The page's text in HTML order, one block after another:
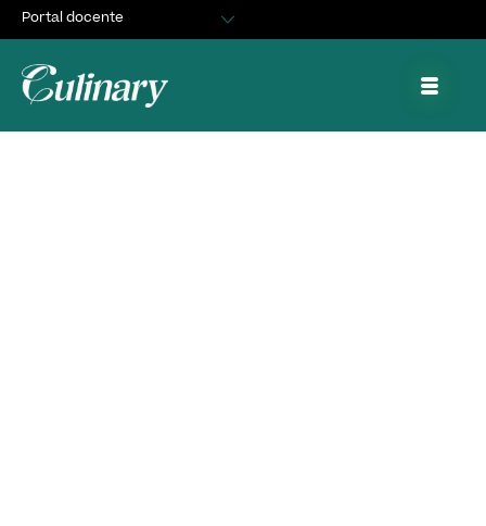
Portal docente
Portal de trabajo y prácticas